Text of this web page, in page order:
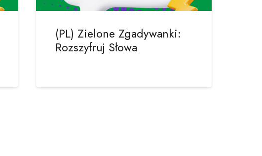
(PL) Zielone Zgadywanki:
Rozszyfruj Słowa